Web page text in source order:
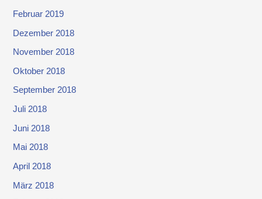
Februar 2019
Dezember 2018
November 2018
Oktober 2018
September 2018
Juli 2018
Juni 2018
Mai 2018
April 2018
März 2018